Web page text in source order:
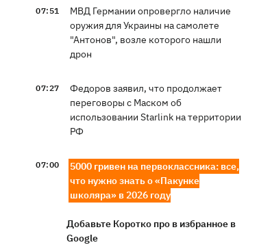
07:51
МВД Германии опровергло наличие
оружия для Украины на самолете
"Антонов", возле которого нашли
дрон
07:27
Федоров заявил, что продолжает
переговоры с Маском об
использовании Starlink на территории
РФ
07:00
5000 гривен на первоклассника: все,
что нужно знать о «Пакунке
школяра» в 2026 году
Добавьте Коротко про в избранное в
Google